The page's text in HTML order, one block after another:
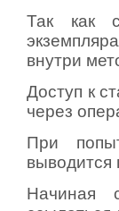
Так как
внутри
Доступ к
через
При
выводится
Начиная